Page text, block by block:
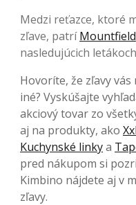
Medzi reťazce, ktoré
zľave, patríMountfield
nasledujúcich
Hovoríte, že zľavy
iné? Vyskúšajte
akciový tovar zo
aj na produkty, ako
Kuchynské linkya
pred nákupom si
Kimbino nájdete aj v
zľavy.